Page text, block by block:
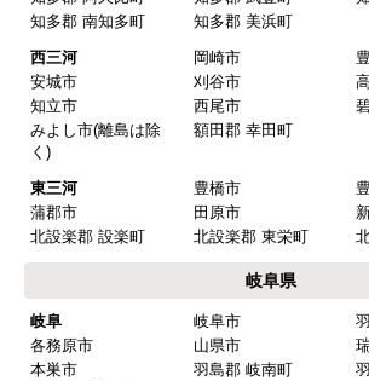
はい
【注文商品】換気扇・レンジ
【このショップを選んだ理由は？】
た
【注文からどのくらいで届きました
知多郡 南知多町
知多郡 美浜町
西三河
岡崎市
安城市
刈谷市
知立市
西尾市
みよし市(離島は除
く)
額田郡 幸田町
東三河 豊橋市
蒲郡市
田原市
北設楽郡 設楽町
北設楽郡 東栄町
岐阜県
岐阜 岐阜市
各務原市
山県市
本巣市
羽島郡 岐南町